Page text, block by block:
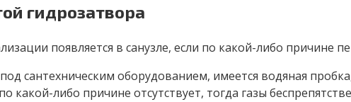
гидрозатвора
появляется в санузле, если по какой-либо причине
сантехническим оборудованием, имеется водяная
какой-либо причине отсутствует, тогда газы